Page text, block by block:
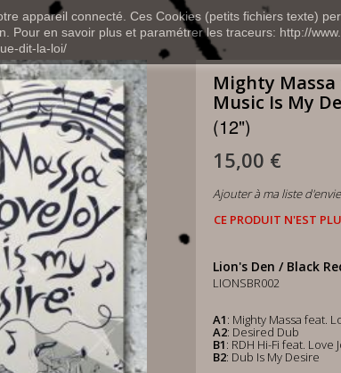
appareil connecté. Ces Cookies (petits fichiers texte)
en savoir plus et paramétrer les traceurs: http://
dit-la-loi/
Mighty Massa
Music Is My
(12")
15,00 €
Ajouter à ma liste
CE PRODUIT N'EST
Lion's Den / Black
LIONSBR002
A1: Mighty Massa feat.
A2: Desired Dub
B1: RDH Hi-Fi feat. Love
B2: Dub Is My Desire